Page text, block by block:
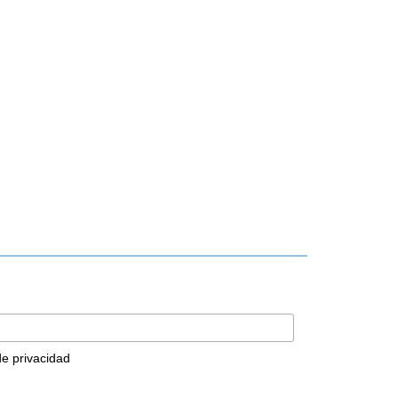
privacidad